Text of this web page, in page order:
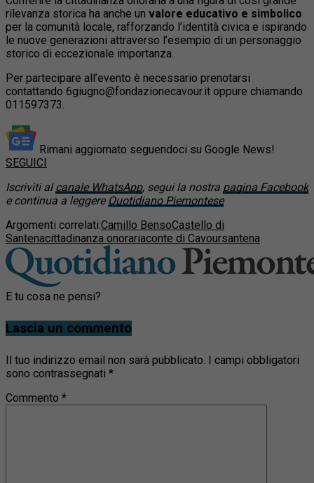
rilevanza storica ha anche un valore educativo e simbolico
per la comunità locale, rafforzando l’identità civica e ispirando
le nuove generazioni attraverso l’esempio di un personaggio
storico di eccezionale importanza.
Per partecipare all’evento è necessario prenotarsi
contattando 6giugno@fondazionecavour.it oppure chiamando
011597373.
Rimani aggiornato seguendoci su Google News!
SEGUICI
Iscriviti alcanale WhatsApp, segui la nostra pagina Facebook
e continua a leggere Quotidiano Piemontese
Argomenti correlati:Camillo BensoCastello di
Santenacittadinanza onorariaconte di Cavoursantena
E tu cosa ne pensi?
Lascia un commento
Il tuo indirizzo email non sarà pubblicato. I campi obbligatori
sono contrassegnati *
Commento *